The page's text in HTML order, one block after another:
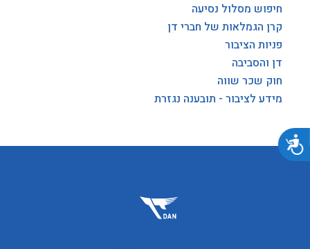
נגישות
חיפוש מסלול נסיעה
קרן הגמלאות של חברי דן
פניות הציבור
דן והסביבה
חוק שכר שווה
מידע לציבור - תובענה נגזרת